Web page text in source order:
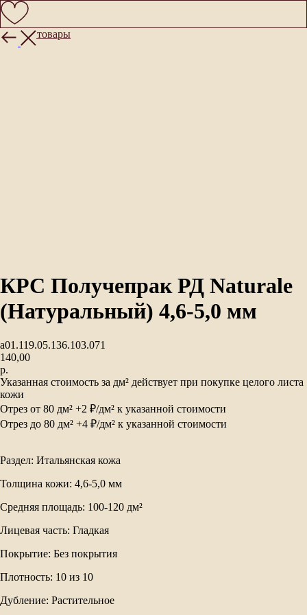
Другие товары
КРС Получепрак РД Naturale
(Натуральный) 4,6-5,0 мм
а01.119.05.136.103.071
140,00
р.
Указанная стоимость за дм² действует при покупке целого листа
кожи
Отрез от 80 дм² +2 ₽/дм² к указанной стоимости
Отрез до 80 дм² +4 ₽/дм² к указанной стоимости
Раздел: Итальянская кожа
Толщина кожи: 4,6-5,0 мм
Средняя площадь: 100-120 дм²
Лицевая часть: Гладкая
Покрытие: Без покрытия
Плотность: 10 из 10
Дубление: Растительное